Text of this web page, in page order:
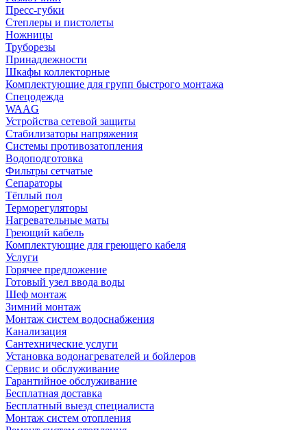
Пресс-губки
Степлеры и пистолеты
Ножницы
Труборезы
Принадлежности
Шкафы коллекторные
Комплектующие для групп быстрого монтажа
Спецодежда
WAAG
Устройства сетевой защиты
Стабилизаторы напряжения
Системы противозатопления
Водоподготовка
Фильтры сетчатые
Сепараторы
Тёплый пол
Терморегуляторы
Нагревательные маты
Греющий кабель
Комплектующие для греющего кабеля
Услуги
Горячее предложение
Готовый узел ввода воды
Шеф монтаж
Зимний монтаж
Монтаж систем водоснабжения
Канализация
Сантехнические услуги
Установка водонагревателей и бойлеров
Сервис и обслуживание
Гарантийное обслуживание
Бесплатная доставка
Бесплатный выезд специалиста
Монтаж систем отопления